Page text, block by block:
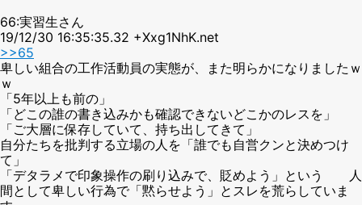
66:実習生さん
19/12/30 16:35:35.32 +Xxg1NhK.net
>>65
卑しい組合の工作活動員の実態が、また明らかになりましたｗ
ｗ
「5年以上も前の」
「どこの誰の書き込みかも確認できないどこかのレスを」
「ご大層に保存していて、持ち出してきて」
自分たちを批判する立場の人を「誰でも自営クンと決めつけ
て」
「デタラメで印象操作の刷り込みで、貶めよう」という 人
間として卑しい行為で「黙らせよう」とスレを荒らしていま